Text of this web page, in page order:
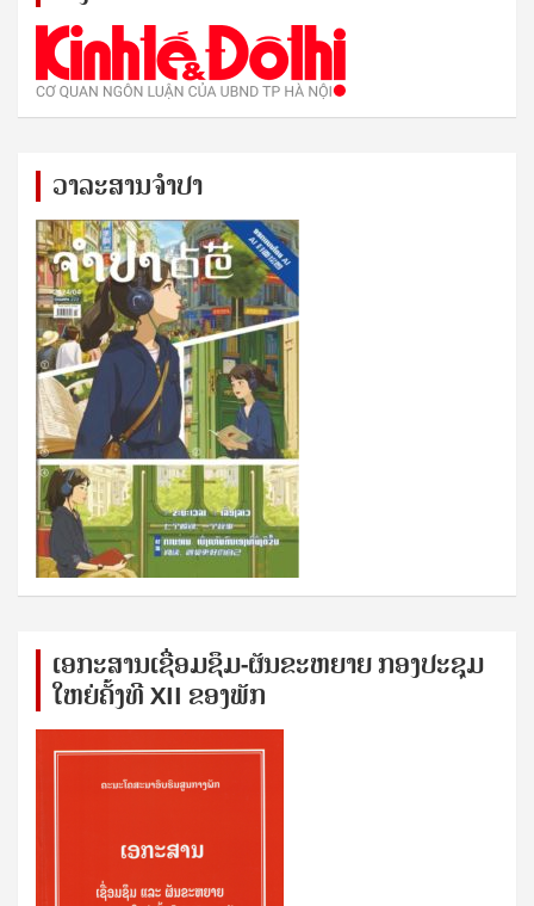
ວາລະສານຈຳປາ
ເອກ​ະ​ສານ​ເຊ​ື່ອມ​ຊ​ຶມ-ຜັນ​ຂະ​ຫ​ຍາຍ ກອງ​ປະ​ຊຸມ​
ໃຫຍ່​ຄັ້ງ​ທີ XII ຂອງ​ພັກ